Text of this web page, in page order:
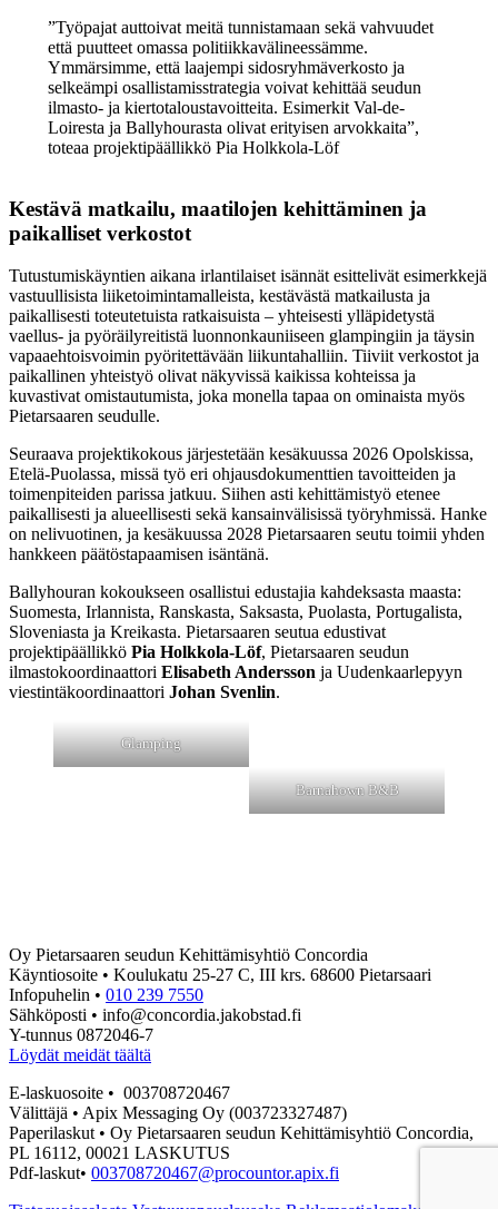
”Työpajat auttoivat meitä tunnistamaan sekä vahvuudet
että puutteet omassa politiikkavälineessämme.
Ymmärsimme, että laajempi sidosryhmäverkosto ja
selkeämpi osallistamisstrategia voivat kehittää seudun
ilmasto- ja kiertotaloustavoitteita. Esimerkit Val-de-
Loiresta ja Ballyhourasta olivat erityisen arvokkaita”,
toteaa projektipäällikkö Pia Holkkola-Löf
Kestävä matkailu, maatilojen kehittäminen ja
paikalliset verkostot
Tutustumiskäyntien aikana irlantilaiset isännät esittelivät esimerkkejä
vastuullisista liiketoimintamalleista, kestävästä matkailusta ja
paikallisesti toteutetuista ratkaisuista – yhteisesti ylläpidetystä
vaellus- ja pyöräilyreitistä luonnonkauniiseen glampingiin ja täysin
vapaaehtoisvoimin pyöritettävään liikuntahalliin. Tiiviit verkostot ja
paikallinen yhteistyö olivat näkyvissä kaikissa kohteissa ja
kuvastivat omistautumista, joka monella tapaa on ominaista myös
Pietarsaaren seudulle.
Seuraava projektikokous järjestetään kesäkuussa 2026 Opolskissa,
Etelä-Puolassa, missä työ eri ohjausdokumenttien tavoitteiden ja
toimenpiteiden parissa jatkuu. Siihen asti kehittämistyö etenee
paikallisesti ja alueellisesti sekä kansainvälisissä työryhmissä. Hanke
on nelivuotinen, ja kesäkuussa 2028 Pietarsaaren seutu toimii yhden
hankkeen päätöstapaamisen isäntänä.
Ballyhouran kokoukseen osallistui edustajia kahdeksasta maasta:
Suomesta, Irlannista, Ranskasta, Saksasta, Puolasta, Portugalista,
Sloveniasta ja Kreikasta. Pietarsaaren seutua edustivat
projektipäällikkö Pia Holkkola-Löf, Pietarsaaren seudun
ilmastokoordinaattori Elisabeth Andersson ja Uudenkaarlepyyn
viestintäkoordinaattori Johan Svenlin.
Glamping
Barnahown B&B
Oy Pietarsaaren seudun Kehittämisyhtiö Concordia
Käyntiosoite • Koulukatu 25-27 C, III krs. 68600 Pietarsaari
Infopuhelin • 010 239 7550
Sähköposti • info@concordia.jakobstad.fi
Y-tunnus 0872046-7
Löydät meidät täältä
E-laskuosoite • 003708720467
Välittäjä • Apix Messaging Oy (003723327487)
Paperilaskut • Oy Pietarsaaren seudun Kehittämisyhtiö Concordia,
PL 16112, 00021 LASKUTUS
Pdf-laskut• 003708720467@procountor.apix.fi